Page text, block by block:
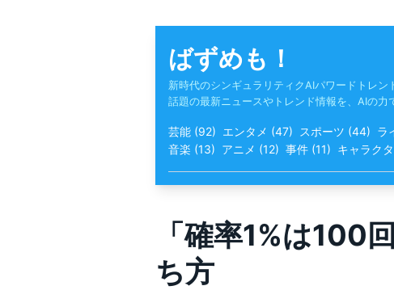
ばずめも！
新時代のシンギュラリティクAIパワードトレ
話題の最新ニュースやトレンド情報を、AIの
芸能 (92) エンタメ (47) スポーツ (44) ラ
音楽 (13) アニメ (12) 事件 (11) キャラク
「確率1%は100
ち方